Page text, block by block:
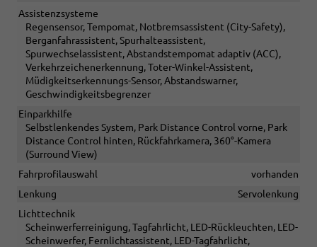
Assistenzsysteme
Regensensor, Tempomat, Notbremsassistent (City-Safety),
Berganfahrassistent, Spurhalteassistent,
Spurwechselassistent, Abstandstempomat adaptiv (ACC),
Verkehrzeichenerkennung, Toter-Winkel-Assistent,
Müdigkeitserkennungs-Sensor, Abstandswarner,
Geschwindigkeitsbegrenzer
Einparkhilfe
Selbstlenkendes System, Park Distance Control vorne, Park
Distance Control hinten, Rückfahrkamera, 360°-Kamera
(Surround View)
Fahrprofilauswahl
vorhanden
Lenkung
Servolenkung
Lichttechnik
Scheinwerferreinigung, Tagfahrlicht, LED-Rückleuchten, LED-
Scheinwerfer, Fernlichtassistent, LED-Tagfahrlicht,